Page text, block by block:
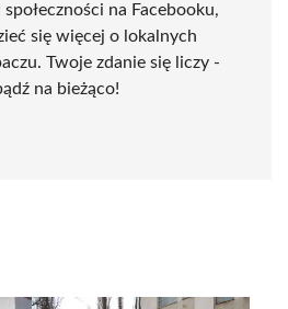
społeczności na Facebooku,
się więcej o lokalnych
Twoje zdanie się liczy -
na bieżąco!